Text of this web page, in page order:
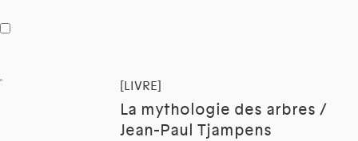
[LIVRE]
La mythologie des arbres /
Jean-Paul Tjampens